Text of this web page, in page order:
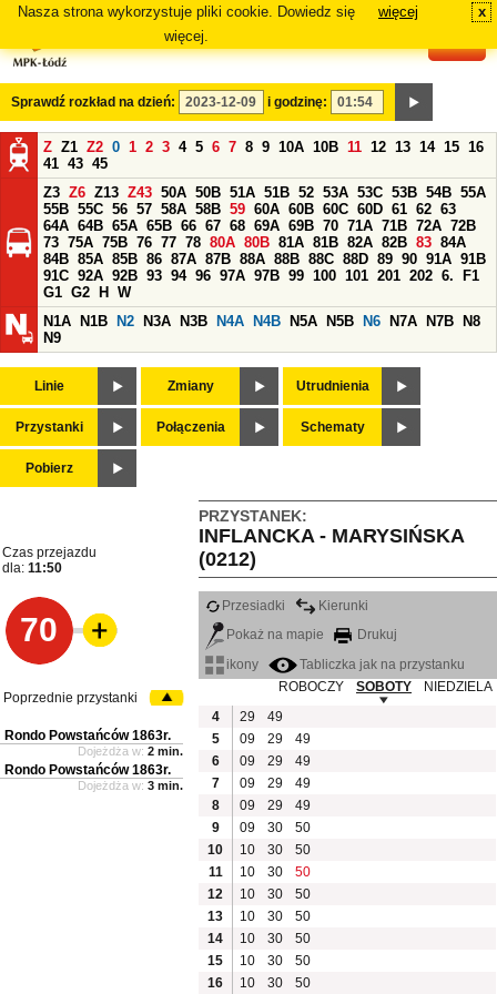
Nasza strona wykorzystuje pliki cookie. Dowiedz się
więcej.
więcej x
Sprawdź rozkład na dzień: i godzinę:
Z Z1 Z2 0 1 2 3 4 5 6 7 8 9 10A 10B 11 12 13 14 15 16
41 43 45
Z3 Z6 Z13 Z43 50A 50B 51A 51B 52 53A 53C 53B 54B 55A
55B 55C 56 57 58A 58B 59 60A 60B 60C 60D 61 62 63
64A 64B 65A 65B 66 67 68 69A 69B 70 71A 71B 72A 72B
73 75A 75B 76 77 78 80A 80B 81A 81B 82A 82B 83 84A
84B 85A 85B 86 87A 87B 88A 88B 88C 88D 89 90 91A 91B
91C 92A 92B 93 94 96 97A 97B 99 100 101 201 202 6.
F1
G1 G2 H
W
N1A
N1B N2 N3A N3B N4A N4B N5A N5B N6 N7A N7B
N8
N9
Linie Zmiany Utrudnienia
Przystanki Połączenia Schematy
Pobierz
PRZYSTANEK:
INFLANCKA - MARYSIŃSKA
(0212)
Czas przejazdu
dla: 11:50
70
Przesiadki
Kierunki
Pokaż na mapie
Drukuj
ikony
Tabliczka jak na przystanku
ROBOCZY
SOBOTY
NIEDZIELA
4
29
49
5
09 29
49
6
09 29
49
7
09 29
49
8
09 29
49
9
09 30
50
10
10 30
50
11
10 30
50
12
10 30
50
13
10 30
50
14
10 30
50
15
10 30
50
16
10 30 50
Poprzednie przystanki
Rondo Powstańców 1863r.
Dojeżdża w: 2 min.
Rondo Powstańców 1863r.
Dojeżdża w: 3 min.